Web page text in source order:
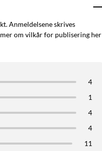
Anmeldelsene skrives
om vilkår for publisering her
4
1
4
4
11